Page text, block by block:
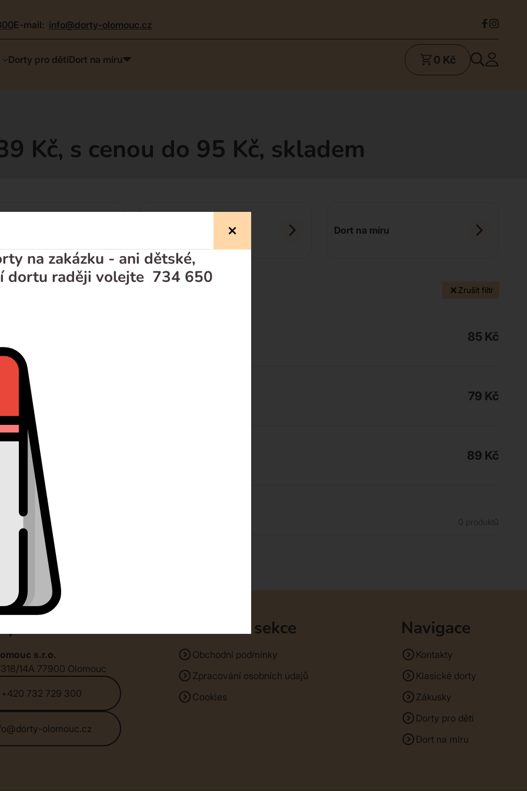
e-mail: info@dorty-olomouc.cz
Dorty pro dětiDort na míru 0 Kč
Kč, s cenou do 95 Kč, skladem
Dort na míru
Zrušit filtr
85 Kč
dní
krémem a dozdobená sezoním ovocem, které je
79 Kč
4 pracovních dní
šlehačkou, politý poctivou domácí čokoládovou
...
89 Kč
s.r.o.
14A 77900 Olomouc
+420 732 729 300
olomouc.cz
Klientská sekce
Obchodní podmínky
Zpracování osobních údajů
Cookies
Navigace
Kontakty
Klasické dorty
Zákusky
Dorty pro děti
Dort na míru
na zakázku - ani dětské,
dortu raději volejte 734 650